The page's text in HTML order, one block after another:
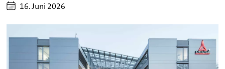
16. Juni 2026